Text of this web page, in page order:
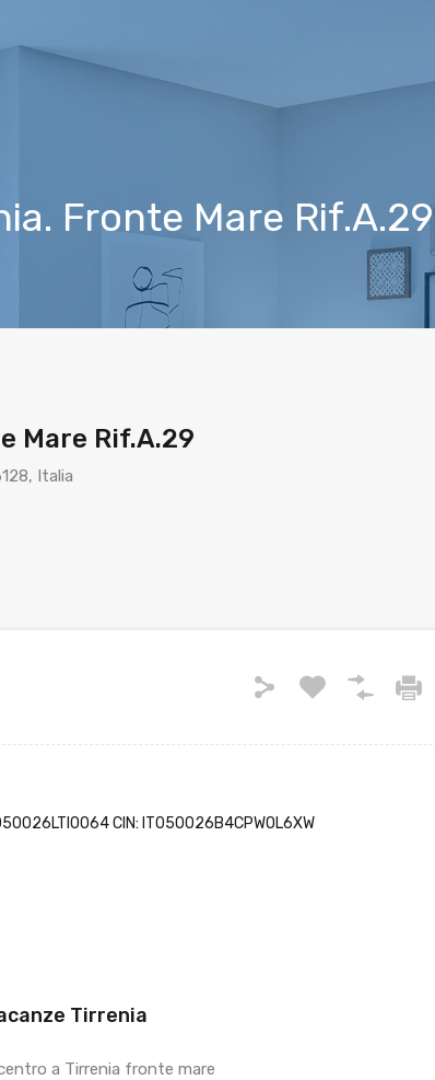
Fronte Mare Rif.A.29
Mare Rif.A.29
Italia
CIN: IT050026B4CPWOL6XW
Tirrenia
a Tirrenia fronte mare